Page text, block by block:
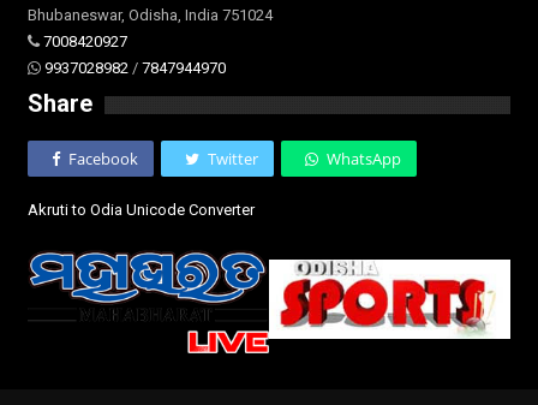
Bhubaneswar, Odisha, India 751024
7008420927
9937028982 / 7847944970
Share
Facebook Twitter WhatsApp
Akruti to Odia Unicode Converter